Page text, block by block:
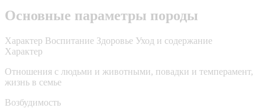
Основные параметры породы
Характер Воспитание Здоровье Уход и содержание
Характер
Отношения с людьми и животными, повадки и темперамент,
жизнь в семье
Возбудимость